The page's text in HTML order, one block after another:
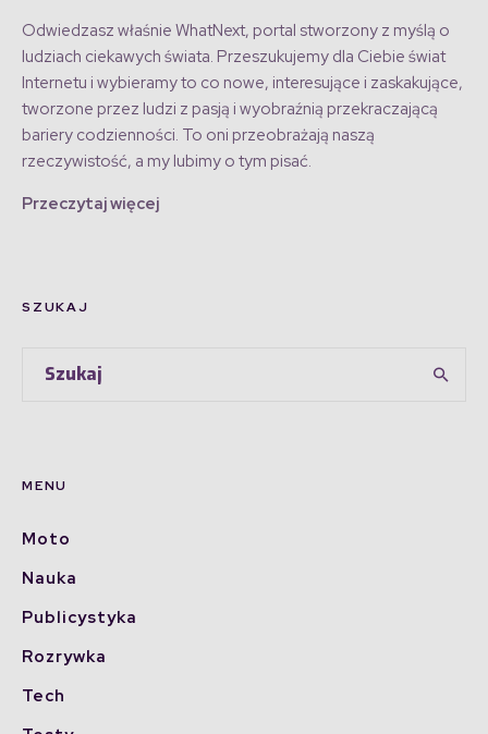
Odwiedzasz właśnie WhatNext, portal stworzony z myślą o
ludziach ciekawych świata. Przeszukujemy dla Ciebie świat
Internetu i wybieramy to co nowe, interesujące i zaskakujące,
tworzone przez ludzi z pasją i wyobraźnią przekraczającą
bariery codzienności. To oni przeobrażają naszą
rzeczywistość, a my lubimy o tym pisać.
Przeczytaj więcej
SZUKAJ
MENU
Moto
Nauka
Publicystyka
Rozrywka
Tech